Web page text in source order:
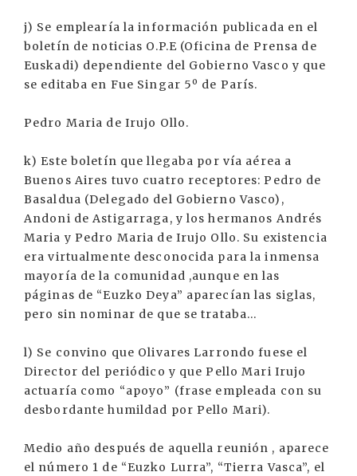
j) Se emplearía la información publicada en el
boletín de noticias O.P.E (Oficina de Prensa de
Euskadi) dependiente del Gobierno Vasco y que
se editaba en Fue Singar 5º de París.
Pedro Maria de Irujo Ollo.
k) Este boletín que llegaba por vía aérea a
Buenos Aires tuvo cuatro receptores: Pedro de
Basaldua (Delegado del Gobierno Vasco),
Andoni de Astigarraga, y los hermanos Andrés
Maria y Pedro Maria de Irujo Ollo. Su existencia
era virtualmente desconocida para la inmensa
mayoría de la comunidad ,aunque en las
páginas de “Euzko Deya” aparecían las siglas,
pero sin nominar de que se trataba...
l) Se convino que Olivares Larrondo fuese el
Director del periódico y que Pello Mari Irujo
actuaría como “apoyo” (frase empleada con su
desbordante humildad por Pello Mari).
Medio año después de aquella reunión , aparece
el número 1 de “Euzko Lurra”, “Tierra Vasca”, el